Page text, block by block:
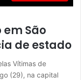
São
de estado
Vítimas de
(29), na capital